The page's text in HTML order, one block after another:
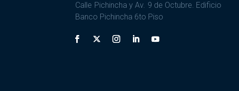
Calle Pichincha y Av. 9 de Octubre. Edificio
Banco Pichincha 6to Piso